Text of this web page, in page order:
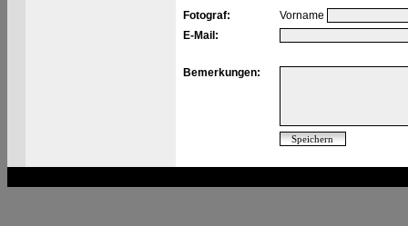
Fotograf:
Vorname
E-Mail:
Bemerkungen: